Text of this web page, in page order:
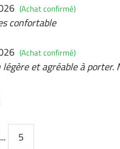
(Achat confirmé)
confortable
(Achat confirmé)
et agréable à porter.
...
5